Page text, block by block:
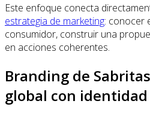
Este enfoque conecta
estrategia de marketing: conocer
consumidor, construir una
en acciones coherentes.
Branding de
global con